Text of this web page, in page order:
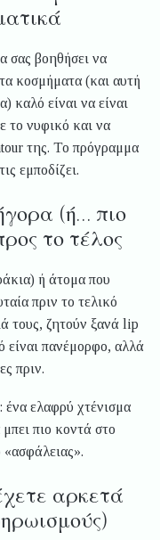
σας βοηθήσει να
κοσμήματα (και αυτή
καλό είναι να είναι
το νυφικό και να
της. Το πρόγραμμα
εμποδίζει.
(ή… πιο
το τέλος
ή άτομα που
πριν το τελικό
τους, ζητούν ξανά lip
είναι πανέμορφο, αλλά
πριν.
ένα ελαφρύ χτένισμα
πιο κοντά στο
«ασφάλειας».
αρκετά